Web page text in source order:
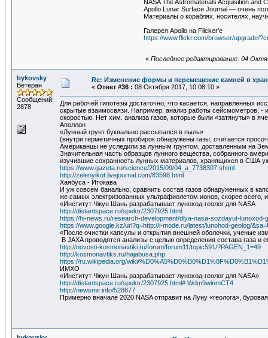
NASA The Astromaterials Acquisition
Apollo Lunar Surface Journal — очень
Материалы о кораблях, носителях,
Галерея Apollo на Flicker’e
https://www.flickr.com/browser/upgrade/
« Последнее редактирование: 04
bykovsky
Ветеран
Сообщений:
2878
Re: Изменение формы и перемещение камней в
« Ответ #36 : 08 Октября 2017, 10:08:10 »
Для рабочей гипотезы достаточно, что касается, направленных
скрытые взаимосвязи. Например, анализ работы сейсмометров, -
скоростью. Нет хим. анализа газов, которые были «затянуты» в
Аполлон
«Лунный грунт буквально рассыпался в пыль»
(внутри герметичных пробирок обнаружены газы, считается
Американцы не уследили за лунным грунтом, доставленным на
Значительная часть образцов лунного вещества, собранного
изучившие сохранность лунных материалов, хранящихся в США
https://www.gazeta.ru/science/2015/09/04_a_7738307.shtml
http://zelenyikot.livejournal.com/83598.html
Хаябуса - Итокава
И уж совсем банально, сравнить состав газов обнаруженных в
же самых электризованных ультрафиолетом ионов, скорее
«Институт Чжун Шань разрабатывает луноход-геолог для NASA
http://distantspace.ru/spektr/2307925.html
https://hi-news.ru/research-development/dlya-nasa-sozdayut-lunoxod-
https://www.google.kz/url?q=http://i-mode.ru/latest/lunohod-geolog/
«После очистки капсулы и открытия внешней оболочки, ученые
В JAXA проводятся анализы с целью определения состава газа
http://novosti-kosmonavtiki.ru/forum/forum11/topic591/?PAGEN_1=49
http://kosmonavtiks.ru/hajabusa.php
https://ru.wikipedia.org/wiki/
ИМХО
«Институт Чжун Шань разрабатывает луноход-геолог для NASA»
http://distantspace.ru/spektr/2307925.html#.Wdm9winmCT4
http://newsmir.info/528877
Примерно вначале 2020 NASA отправит на Луну «геолога»,